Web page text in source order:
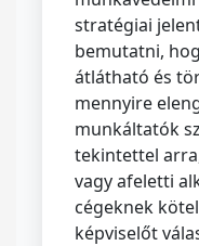
stratégiai
bemutatni,
átlátható és
mennyire
munkáltatók
tekintettel
vagy afeletti
cégeknek
képviselőt